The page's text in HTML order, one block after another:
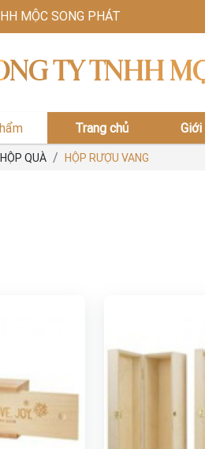
MỘC SONG PHÁT
TY TNHH
Trang chủ
HỘP QUÀ HỘP RƯỢU VANG